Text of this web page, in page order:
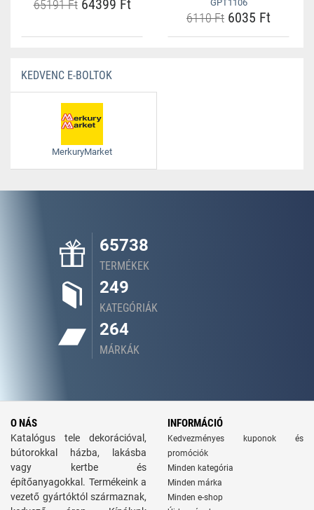
65191 Ft64399 Ft
GPT1106
6110 Ft 6035 Ft
KEDVENC E-BOLTOK
MerkuryMarket
65738
TERMÉKEK
249
KATEGÓRIÁK
264
MÁRKÁK
O NÁS
Katalógus tele dekorációval,
bútorokkal házba, lakásba
vagy kertbe és
építőanyagokkal. Termékeink a
vezető gyártóktól származnak,
INFORMÁCIÓ
Kedvezményes kuponok és
promóciók
Minden kategória
Minden márka
Minden e-shop